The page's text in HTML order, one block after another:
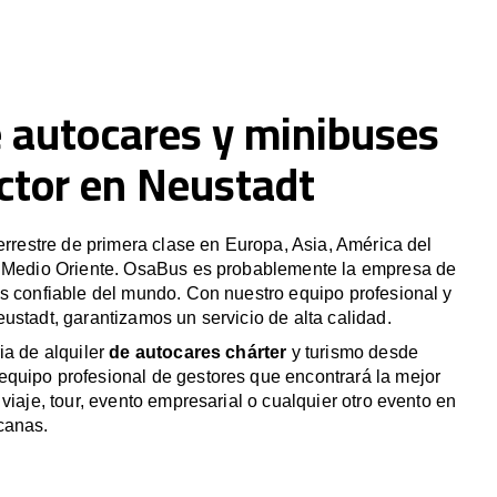
y minibuses
en Neustadt
de primera clase en Europa, Asia, América del
Oriente. OsaBus es probablemente la empresa de
confiable del mundo. Con nuestro equipo profesional y
garantizamos un servicio de alta calidad.
de alquilerde autocares chárter y turismo desde
profesional de gestores que encontrará la mejor
tour, evento empresarial o cualquier otro evento en